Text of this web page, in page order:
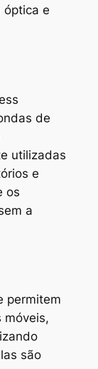
óptica e
de
utilizadas
e
os
a
permitem
móveis,
são